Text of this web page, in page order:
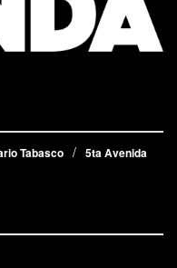
Tabasco
5ta Avenida